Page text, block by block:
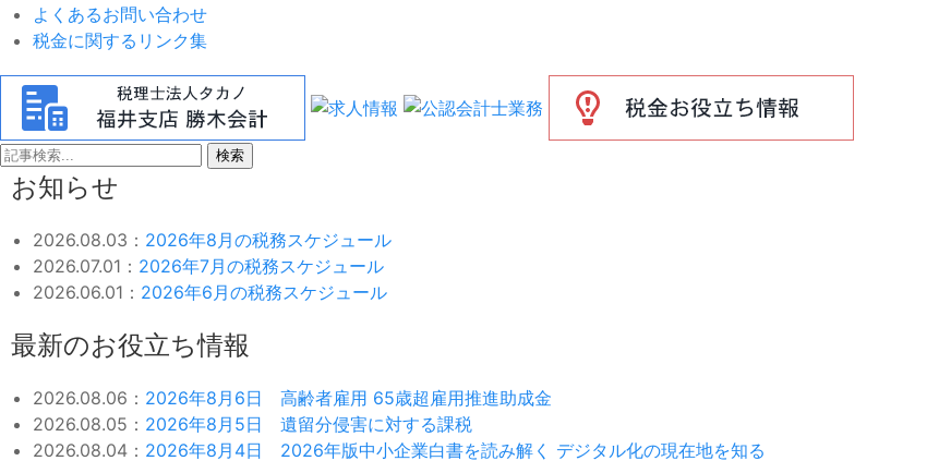
よくあるお問い合わせ
税金に関するリンク集
検索
お知らせ
2026.08.03： 2026年8月の税務スケジュール
2026.07.01： 2026年7月の税務スケジュール
2026.06.01： 2026年6月の税務スケジュール
最新のお役立ち情報
2026.08.06： 2026年8月6日 高齢者雇用 65歳超雇用推進助成金
2026.08.05： 2026年8月5日 遺留分侵害に対する課税
2026.08.04： 2026年8月4日 2026年版中小企業白書を読み解く デジタル化の現在地を知る